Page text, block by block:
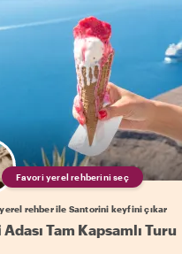
Favori yerel rehberini seç
rehber ile Santorini keyfini çıkar
Tam Kapsamlı Turu